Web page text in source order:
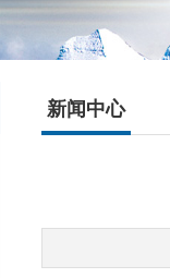
新闻中心